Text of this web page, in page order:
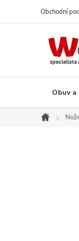
Obchodní
Obuv
Domů